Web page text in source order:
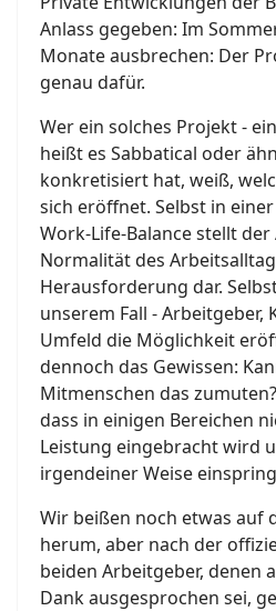
Anlass gegeben: Im
Monate ausbrechen: Der
genau dafür.
Wer ein solches Projekt -
heißt es Sabbatical oder
konkretisiert hat, weiß,
sich eröffnet. Selbst in
Work-Life-Balance stellt
Normalität des
Herausforderung dar.
unserem Fall - Arbeitgeber,
Umfeld die Möglichkeit
dennoch das Gewissen:
Mitmenschen das
dass in einigen Bereichen
Leistung eingebracht wird
irgendeiner Weise
Wir beißen noch etwas auf
herum, aber nach der
beiden Arbeitgeber, denen
Dank ausgesprochen sei,